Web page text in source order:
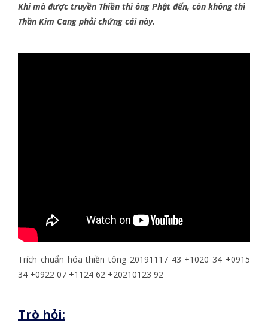
Khi mà được truyền Thiền thì ông Phật đến, còn không thì
Thần Kim Cang phải chứng cái này.
Trích chuẩn hóa thiền tông 20191117 43 +1020 34 +0915
34 +0922 07 +1124 62 +20210123 92
Trò hỏi: